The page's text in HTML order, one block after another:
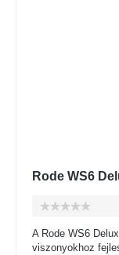
Rode WS6
A Rode WS6
viszonyokhoz